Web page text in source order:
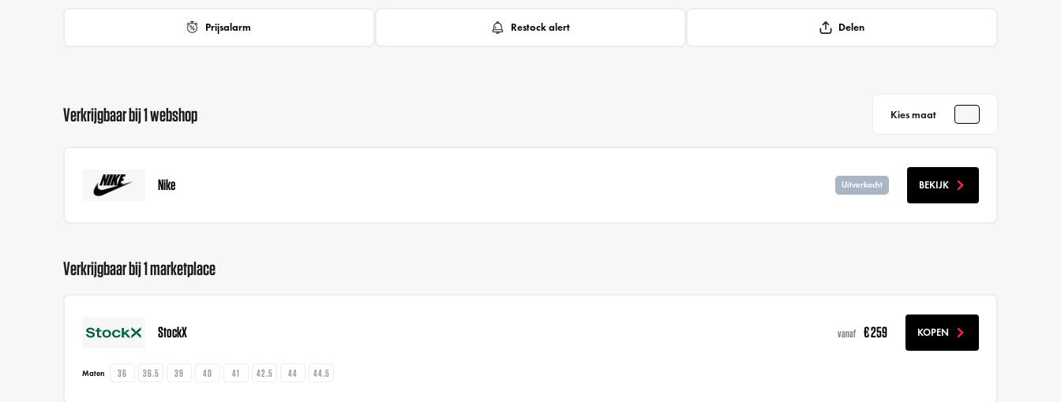
Prijsalarm Restock alert Delen
Verkrijgbaar bij 1 webshop Kies maat
Nike Uitverkocht BEKIJK
Verkrijgbaar bij 1 marketplace
StockX vanaf € 259 KOPEN
Maten 36 36.5 39 40 41 42.5 44 44.5